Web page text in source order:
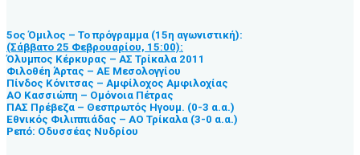
5ος Όμιλος – Το πρόγραμμα (15η αγωνιστική):
(Σάββατο 25 Φεβρουαρίου, 15:00):
Όλυμπος Κέρκυρας – ΑΣ Τρίκαλα 2011
Φιλοθέη Άρτας – ΑΕ Μεσολογγίου
Πίνδος Κόνιτσας – Αμφίλοχος Αμφιλοχίας
ΑΟ Κασσιώπη – Ομόνοια Πέτρας
ΠΑΣ Πρέβεζα – Θεσπρωτός Ηγουμ. (0-3 α.α.)
Εθνικός Φιλιππιάδας – ΑΟ Τρίκαλα (3-0 α.α.)
Ρεπό: Οδυσσέας Νυδρίου